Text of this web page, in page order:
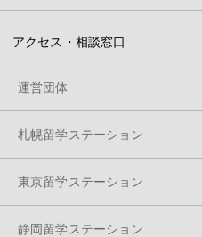
アクセス・相談窓口
運営団体
札幌留学ステーション
東京留学ステーション
静岡留学ステーション